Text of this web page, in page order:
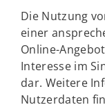
Die Nutzung
einer
Online-
Interesse im
dar. Weitere
Nutzerdaten